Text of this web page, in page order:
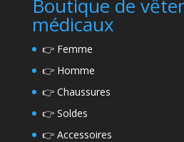
Boutique de
médicaux
👉 Femme
👉 Homme
👉 Chaussures
👉 Soldes
👉 Accessoires